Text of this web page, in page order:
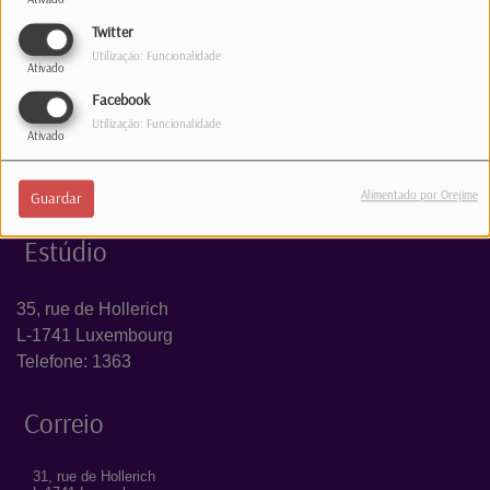
Twitter
Ativado
Utilização: Funcionalidade
Facebook
Ativado
Utilização: Funcionalidade
Guardar Alimentado por Orejime
INICIAR SESSÃO
Estúdio
35, rue de Hollerich
L-1741 Luxembourg
Telefone: 1363
Correio
31, rue de Hollerich